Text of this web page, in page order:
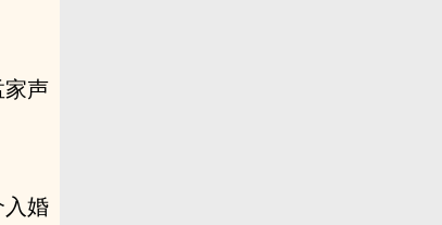
声
婚